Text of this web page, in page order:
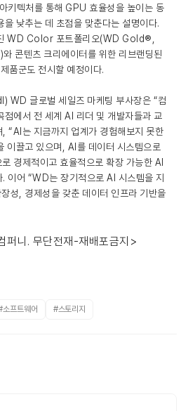
키텍처를 통해 GPU 효율성을 높이는 동
을 낮추는 데 초점을 맞춘다는 설명이다.
WD Color 포트폴리오(WD Gold®,
텐츠 크리에이터를 위한 리브랜딩된
품군도 전시할 예정이다.
글로벌 세일즈 마케팅 부사장은 “컴
점에서 전 세계 AI 리더 및 개발자들과 교
“AI는 지금까지 업계가 경험해보지 못한
이끌고 있으며, AI를 데이터 시스템으로
경제적이고 효율적으로 확장 가능한 AI
이어 “WD는 장기적으로 AI 시스템을 지
성, 경제성을 갖춘 데이터 인프라 기반을
퍼니. 무단전재-재배포금지>
소프트웨어 #스토리지